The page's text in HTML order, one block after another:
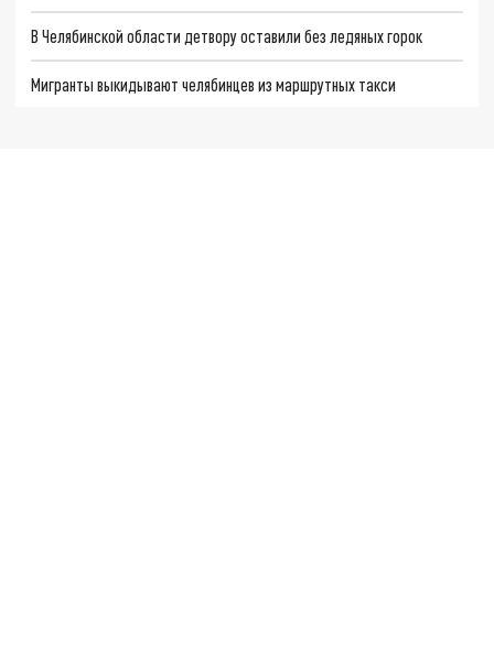
В Челябинской области детвору оставили без ледяных горок
Мигранты выкидывают челябинцев из маршрутных такси